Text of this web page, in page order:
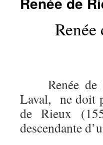
Renée de
Laval, ne doit
de Rieux
descendante